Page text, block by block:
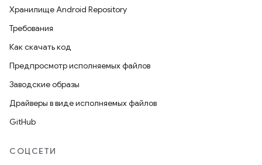
Хранилище Android Repository
Требования
Как скачать код
Предпросмотр исполняемых файлов
Заводские образы
Драйверы в виде исполняемых файлов
GitHub
СОЦСЕТИ